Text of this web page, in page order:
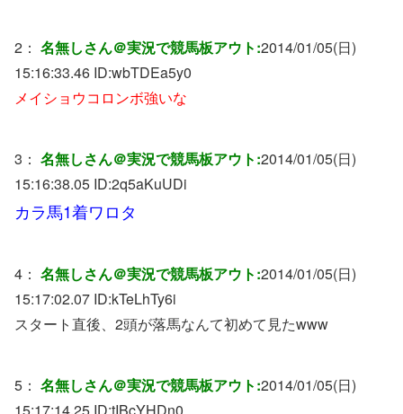
2： 名無しさん＠実況で競馬板アウト:2014/01/05(日)
15:16:33.46 ID:wbTDEa5y0
メイショウコロンボ強いな
3： 名無しさん＠実況で競馬板アウト:2014/01/05(日)
15:16:38.05 ID:2q5aKuUDi
カラ馬1着ワロタ
4： 名無しさん＠実況で競馬板アウト:2014/01/05(日)
15:17:02.07 ID:kTeLhTy6i
スタート直後、2頭が落馬なんて初めて見たwww
5： 名無しさん＠実況で競馬板アウト:2014/01/05(日)
15:17:14.25 ID:tIBcYHDn0